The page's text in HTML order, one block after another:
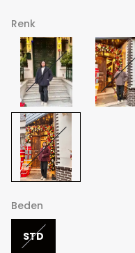
Renk
Beden
STD